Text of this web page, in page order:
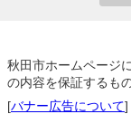
秋田市ホームページ
の内容を保証するも
[バナー広告について]